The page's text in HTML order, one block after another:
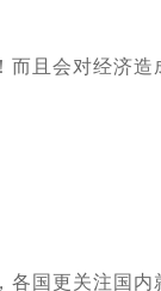
且会对经济造
国更关注国内